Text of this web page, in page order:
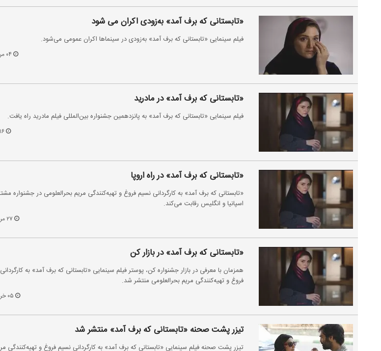
«تابستانی که برف آمد» به‌زودی اکران می شود
فیلم سینمایی «تابستانی که برف آمد» به‌زودی در سینماها اکران عمومی می‌شود.
۰۴ مرداد ۱۴۰۴
«تابستانی که برف آمد» در مادرید
فیلم سینمایی «تابستانی که برف آمد» به پانزدهمین جشنواره بین‌المللی فیلم مادرید راه یافت.
۱۶ تیر ۱۴۰۴
«تابستانی که برف آمد» در راه اروپا
«تابستانی که برف آمد» ‌به کارگردانی نسیم فروغ و تهیه‌کنندگی مریم بحرالعلومی در جشنواره
اسپانیا و انگلیس رقابت می‌کند.
«تابستانی که برف آمد» در بازار کن
همزمان با معرفی در بازار جشنواره کن، پوستر فیلم سینمایی «تابستانی که برف آمد» به
فروغ و تهیه‌کنندگی مریم بحرالعلومی منتشر شد.
تیزر پشت صحنه «تابستانی که برف آمد» منتشر شد
تیزر پشت صحنه فیلم سینمایی «تابستانی که برف آمد» به کارگردانی نسیم فروغ و تهیه‌کنندگی